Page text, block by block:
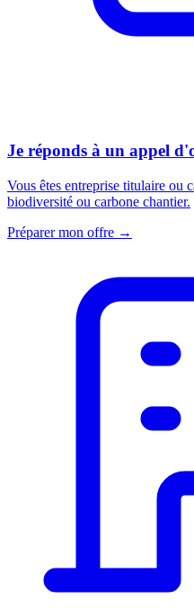
Je réponds à un appel
Vous êtes entreprise titulaire ou
biodiversité ou carbone chantier.
Préparer mon offre →